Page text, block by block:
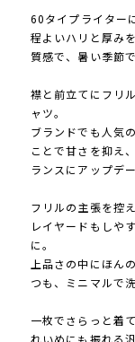
60タイプライター
程よいハリと厚み
質感で、暑い季節
襟と前立てにフリ
ャツ。
ブランドでも人気
ことで甘さを抑え
ランスにアップデ
フリルの主張を控
レイヤードもしや
に。
上品さの中にほん
つも、ミニマルで
一枚でさらっと着